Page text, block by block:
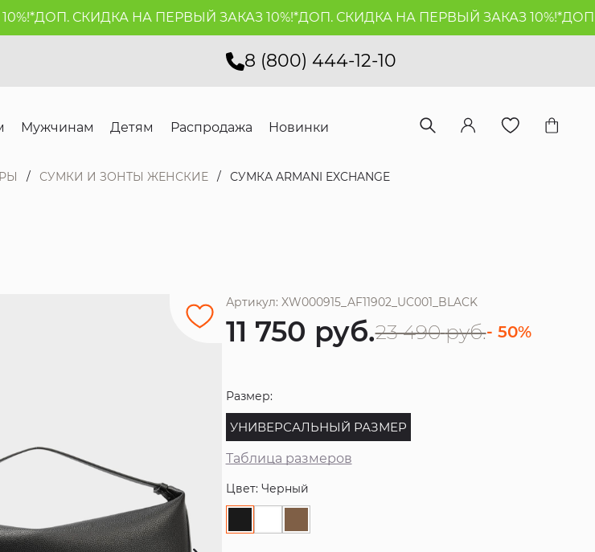
ДОП. СКИДКА НА ПЕРВЫЙ ЗАКАЗ 10%!*ДОП. СКИДКА НА ПЕРВЫЙ ЗАКАЗ 10%!*ДОП.
8 (800) 444-12-10
Мужчинам Детям Распродажа Новинки
СУМКИ И ЗОНТЫ ЖЕНСКИЕ СУМКА ARMANI EXCHANGE
Артикул: XW000915_AF11902_UC001_BLACK
11 750 руб.23 490 руб.- 50%
Размер:
УНИВЕРСАЛЬНЫЙ РАЗМЕР
Таблица размеров
Цвет: Черный